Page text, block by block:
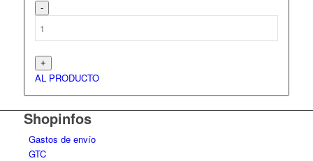
AL PRODUCTO
Shopinfos
Gastos de envío
GTC